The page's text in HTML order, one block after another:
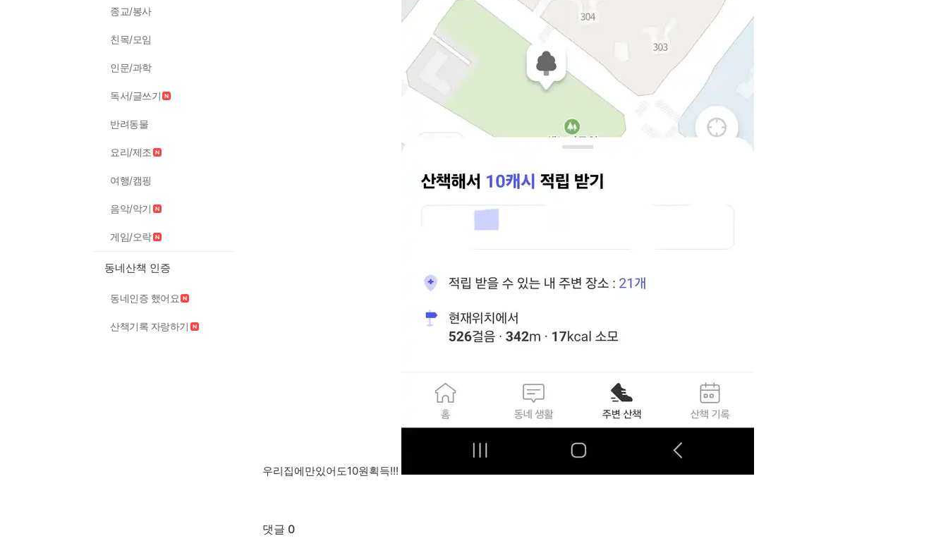
종교/봉사
친목/모임
인문/과학
독서/글쓰기
반려동물
요리/제조
여행/캠핑
음악/악기
게임/오락
동네산책 인증
동네인증 했어요
산책기록 자랑하기
우리집에만있어도10원획득!!!
댓글 0